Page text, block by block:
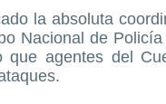
la absoluta
Nacional de
que agentes del